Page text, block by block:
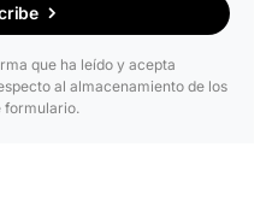
que ha leído y acepta
al almacenamiento de los
formulario.